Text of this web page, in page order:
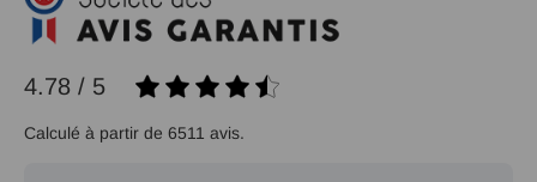
4.78 / 5
Calculé à partir de 6511 avis.